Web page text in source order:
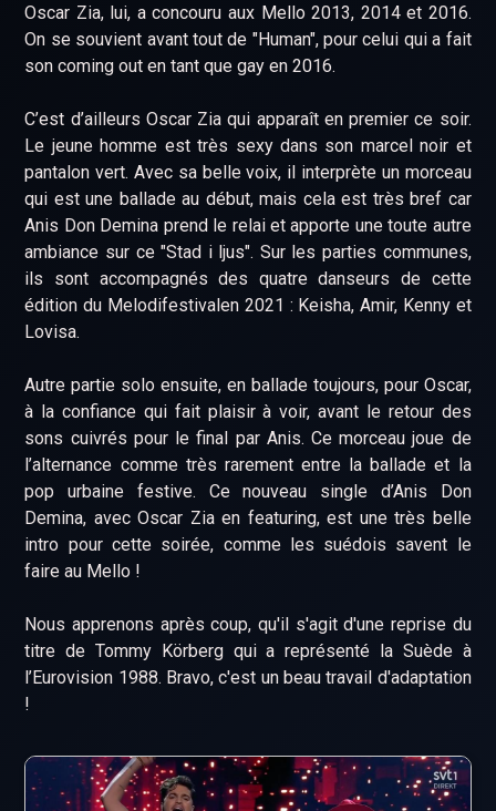
Oscar Zia, lui, a concouru aux Mello 2013, 2014 et 2016.
On se souvient avant tout de "Human", pour celui qui a fait
son coming out en tant que gay en 2016.
C’est d’ailleurs Oscar Zia qui apparaît en premier ce soir.
Le jeune homme est très sexy dans son marcel noir et
pantalon vert. Avec sa belle voix, il interprète un morceau
qui est une ballade au début, mais cela est très bref car
Anis Don Demina prend le relai et apporte une toute autre
ambiance sur ce "Stad i ljus". Sur les parties communes,
ils sont accompagnés des quatre danseurs de cette
édition du Melodifestivalen 2021 : Keisha, Amir, Kenny et
Lovisa.
Autre partie solo ensuite, en ballade toujours, pour Oscar,
à la confiance qui fait plaisir à voir, avant le retour des
sons cuivrés pour le final par Anis. Ce morceau joue de
l’alternance comme très rarement entre la ballade et la
pop urbaine festive. Ce nouveau single d’Anis Don
Demina, avec Oscar Zia en featuring, est une très belle
intro pour cette soirée, comme les suédois savent le
faire au Mello !
Nous apprenons après coup, qu'il s'agit d'une reprise du
titre de Tommy Körberg qui a représenté la Suède à
l’Eurovision 1988. Bravo, c'est un beau travail d'adaptation
!